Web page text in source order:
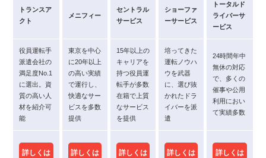
トランスア
クト
メニフィー
セントラル
サービス
ショーファ
ーサービス
トータルド
ライバーサ
ービス
役員運転手
派遣会社の
満足度No.1
に選出。資
質の高い人
材を紹介可
能
東京を中心
に20年以上
の高い実績
で運行し、
快適なサー
ビスを多数
提供
15年以上の
キャリアを
持つ役員運
転手が多数
在籍で上質
なサービス
を提供
培ってきた
運転ノウハ
ウを武器
に、選び抜
かれたドラ
イバーを派
遣
24時間年中
無休の対応
で、多くの
催事や公用
利用におい
て実績多数
詳しくは
詳しくは
詳しくは
詳しくは
詳しくは